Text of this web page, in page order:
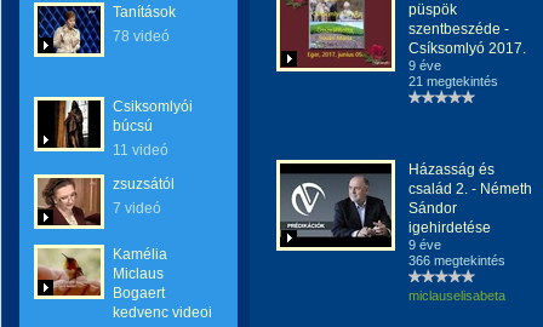
Tanítások
78 videó
Csiksomlyói
búcsú
11 videó
zsuzsától
7 videó
Kamélia
Miclaus
Bogaert
kedvenc videoi
püspök
szentbeszéde -
Csíksomlyó 2017.
9 éve
21 megtekintés
Házasság és
család 2. - Németh
Sándor
igehirdetése
9 éve
366 megtekintés
miclauselisabeta